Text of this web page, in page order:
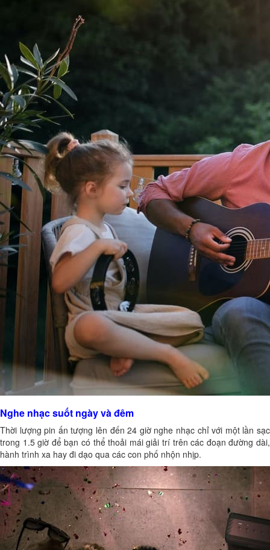
Nghe nhạc suốt ngày và đêm
Thời lượng pin ấn tượng lên đến 24 giờ nghe nhạc chỉ với một lần sạc
trong 1.5 giờ để bạn có thể thoải mái giải trí trên các đoạn đường dài,
hành trình xa hay đi dạo qua các con phố nhộn nhịp.